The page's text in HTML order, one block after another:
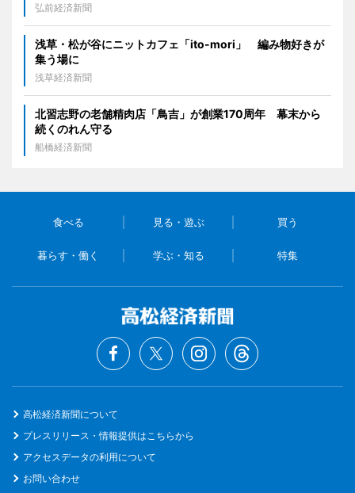
弘前経済新聞
浅草・松が谷にニットカフェ「ito-mori」 編み物好きが
集う場に
浅草経済新聞
北習志野の老舗精肉店「鳥吉」が創業170周年 幕末から
続くのれん守る
船橋経済新聞
食べる 見る・遊ぶ 買う
暮らす・働く 学ぶ・知る 特集
高松経済新聞について
プレスリリース・情報提供はこちらから
アクセスデータの利用について
お問い合わせ